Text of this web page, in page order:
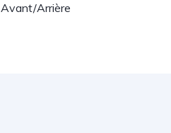
Avant/Arrière